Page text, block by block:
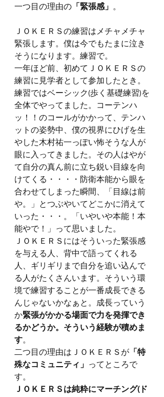
一つ目の理由の 「緊張感」 。
ＪＯＫＥＲＳの練習はメチャメチャ
緊張します。僕は今でもたまに泣き
そうになります。練習で。
一年ほど前、初めてＪＯＫＥＲＳの
練習に見学者として参加したとき。
練習ではベーシック(歩く基礎練習)を
全体でやってました。コーテンハ
ッ！！のコールがかかって、テンハ
ットの姿勢中、僕の視界にひげを生
やした木村祐一っぽい怖そうな人が
眼に入ってきました。その人はやが
て自分の真ん前に立ち鋭い目線を向
けてくる・・・・防衛本能から眼を
合わせてしまった瞬間、「目線は前
や。」とつぶやいてどこかに消えて
いった・・・。「いやいや本能！本
能やで！」って思いました。
ＪＯＫＥＲＳにはそういった緊張感
を与える人、背中で語ってくれる
人、ギリギリまで自分を追い込んで
る人がたくさんいます。そういう環
境で練習することが一番成長できる
んじゃないかなぁと。成長っていう
か緊張がかかる場面で力を発揮でき
るかどうか。そういう経験が積めま
す。
二つ目の理由はＪＯＫＥＲＳが 「特
殊なコミュニティ」
ってところで
す。
ＪＯＫＥＲＳは純粋にマーチング(ド